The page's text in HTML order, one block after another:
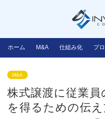
ホーム M&A 仕組み化 プ
M&A
株式譲渡に従業
を得るための伝